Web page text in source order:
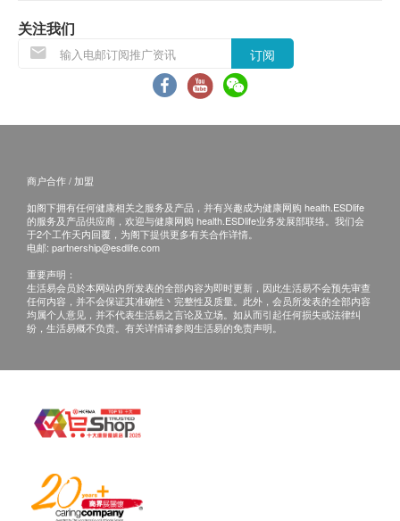
Kawachi Y, Otsuka F. Oral intake of proanthocyanidin-rich extract from
grape seeds improves chloasma. Phytother Res. 2004
Nov;18(11):895-9. doi: 10.1002/ptr.1537. PMID: 15597304.
水肿的双盲实验中指出，与未服用葡萄籽组相比，服
用葡萄籽组可显著减少腿部肿胀和水肿。
功效:
强效抗氧
延缓衰老
强健心脏
收细毛孔
减淡雀斑黑斑
改善皮肤质素
增加皮肤弹性及光泽
或过期退回，供应商有权不受理。
如有其他损坏或遗漏查询，顾客必须保留有效收据
正本，并于送收货后3个工作天内按下列方式联络
(热线/Whatsapp：8108 2733) 客户服务部跟进。
英文译本仅供参考，文义如与中文版有歧异，概以
关注我们
订阅
商户合作 / 加盟
如阁下拥有任何健康相关之服务及产品，并有兴趣成为健康网购 health.ESDlife
的服务及产品供应商，欢迎与健康网购 health.ESDlife业务发展部联络。我们会
于2个工作天内回覆，为阁下提供更多有关合作详情。
电邮: partnership@esdlife.com
重要声明：
生活易会员於本网站内所发表的全部内容为即时更新，因此生活易不会预先审查
任何内容，并不会保证其准确性丶完整性及质量。此外，会员所发表的全部内容
均属个人意见，并不代表生活易之言论及立场。如从而引起任何损失或法律纠
纷，生活易概不负责。有关详情请参阅生活易的免责声明。